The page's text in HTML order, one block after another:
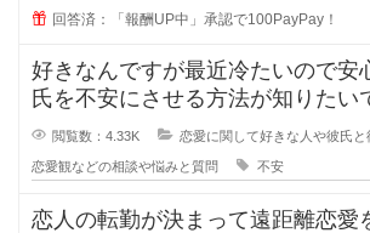
回答済：「報酬UP中」承認で100PayPay！
好きなんですが最近冷たいので安
氏を不安にさせる方法が知りたい
るのが当たり前になってしまって
閲覧数：4.33K 恋愛に関して好きな人や彼氏
恋愛観などの相談や悩みと質問 不安
恋人の転勤が決まって遠距離恋愛